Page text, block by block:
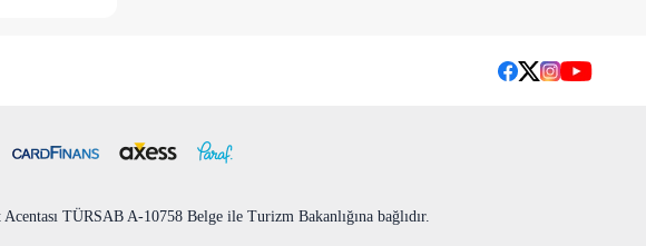
TÜRSAB A-10758 Belge ile Turizm Bakanlığına bağlıdır.